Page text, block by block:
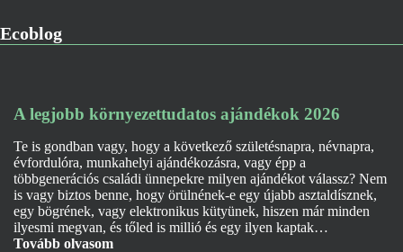
Ecoblog
A legjobb környezettudatos ajándékok 2026
Te is gondban vagy, hogy a következő születésnapra, névnapra,
évfordulóra, munkahelyi ajándékozásra, vagy épp a
többgenerációs családi ünnepekre milyen ajándékot válassz? Nem
is vagy biztos benne, hogy örülnének-e egy újabb asztaldísznek,
egy bögrének, vagy elektronikus kütyünek, hiszen már minden
ilyesmi megvan, és tőled is millió és egy ilyen kaptak…
Tovább olvasom